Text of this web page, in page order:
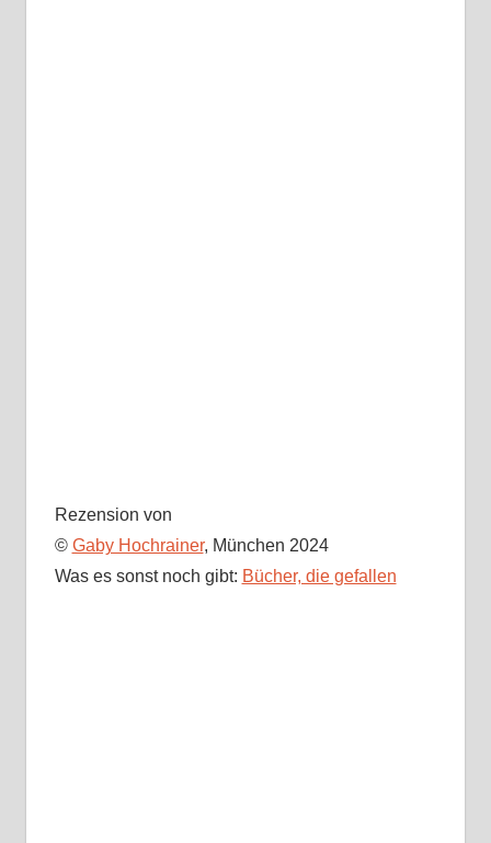
Rezension von
© Gaby Hochrainer, München 2024
Was es sonst noch gibt: Bücher, die gefallen